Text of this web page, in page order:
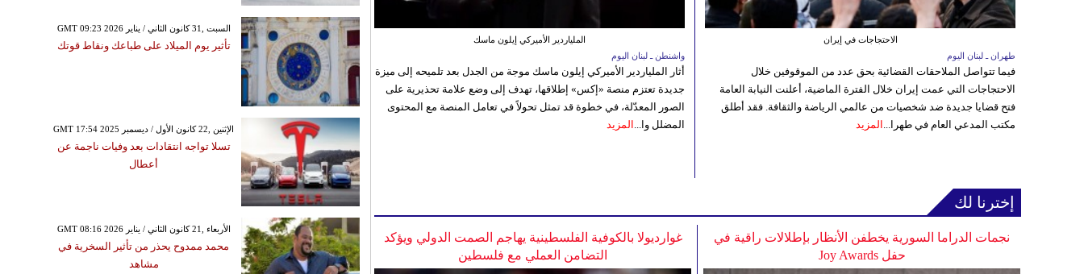
الملياردير الأميركي إيلون ماسك
واشنطن ـ لبنان اليوم
أثار الملياردير الأميركي إيلون ماسك موجة من الجدل بعد تلميحه إلى ميزة
جديدة تعتزم منصة «إكس» إطلاقها، تهدف إلى وضع علامة تحذيرية على
الصور المعدّلة، في خطوة قد تمثل تحولاً في تعامل المنصة مع المحتوى
المضلل وا... المزيد
الاحتجاجات في إيران
طهران ـ لبنان اليوم
فيما تتواصل الملاحقات القضائية بحق عدد من الموقوفين خلال
الاحتجاجات التي عمت إيران خلال الفترة الماضية، أعلنت النيابة العامة
فتح قضايا جديدة ضد شخصيات من عالمي الرياضة والثقافة. فقد أطلق
مكتب المدعي العام في طهرا... المزيد
إخترنا لك
غوارديولا بالكوفية الفلسطينية يهاجم الصمت الدولي ويؤكد
التضامن العملي مع فلسطين
نجمات الدراما السورية يخطفن الأنظار بإطلالات راقية في
حفل Joy Awards
GMT 09:23 2026 السبت ,31 كانون الثاني / يناير
تأثير يوم الميلاد على طباعك ونقاط قوتك
GMT 17:54 2025 الإثنين ,22 كانون الأول / ديسمبر
تسلا تواجه انتقادات بعد وفيات ناجمة عن
أعطال
GMT 08:16 2026 الأربعاء ,21 كانون الثاني / يناير
محمد ممدوح يحذر من تأثير السخرية في
مشاهد